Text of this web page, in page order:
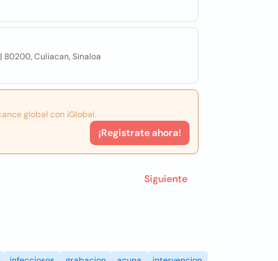
80200, Culiacan, Sinaloa
global con iGlobal.
¡Registrate ahora!
Siguiente